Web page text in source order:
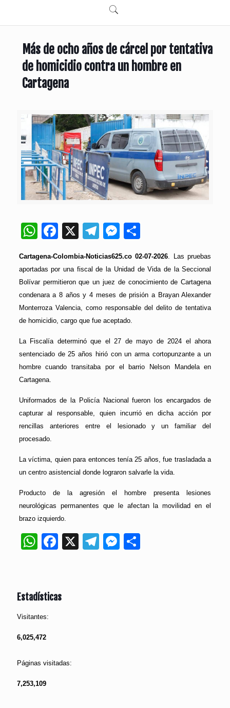
Más de ocho años de cárcel por tentativa
de homicidio contra un hombre en
Cartagena
WhatsApp
Facebook
X Telegram
Messenger
Cartagena-Colombia-Noticias625.co 02-07-2026. Las pruebas
aportadas por una fiscal de la Unidad de Vida de la Seccional
Bolívar permitieron que un juez de conocimiento de Cartagena
condenara a 8 años y 4 meses de prisión a Brayan Alexander
Monterroza Valencia, como responsable del delito de tentativa
de homicidio, cargo que fue aceptado.
La Fiscalía determinó que el 27 de mayo de 2024 el ahora
sentenciado de 25 años hirió con un arma cortopunzante a un
hombre cuando transitaba por el barrio Nelson Mandela en
Cartagena.
Uniformados de la Policía Nacional fueron los encargados de
capturar al responsable, quien incurrió en dicha acción por
rencillas anteriores entre el lesionado y un familiar del
procesado.
La víctima, quien para entonces tenía 25 años, fue trasladada a
un centro asistencial donde lograron salvarle la vida.
Producto de la agresión el hombre presenta lesiones
neurológicas permanentes que le afectan la movilidad en el
brazo izquierdo.
WhatsApp
Facebook
X Telegram
Messenger
Estadísticas
Visitantes:
6,025,472
Páginas visitadas:
7,253,109